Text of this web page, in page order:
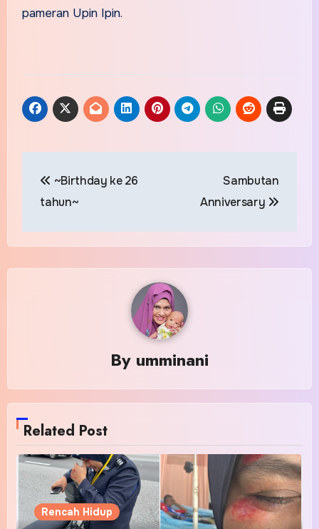
pameran Upin Ipin.
navigation
~Birthday ke 26
tahun~
Sambutan
Anniversary
By umminani
Related Post
Rencah Hidup